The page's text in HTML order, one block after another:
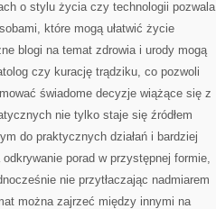
o stylu życia czy technologii pozwala
które mogą ułatwić życie
blogi na temat zdrowia i urody mogą
czy kurację trądziku, co pozwoli
świadome decyzje wiążące się z
nie tylko staje się źródłem
do praktycznych działań i bardziej
porad w przystępnej formie,
nie przytłaczając nadmiarem
można zajrzeć między innymi na